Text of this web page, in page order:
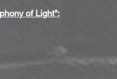
of Light":